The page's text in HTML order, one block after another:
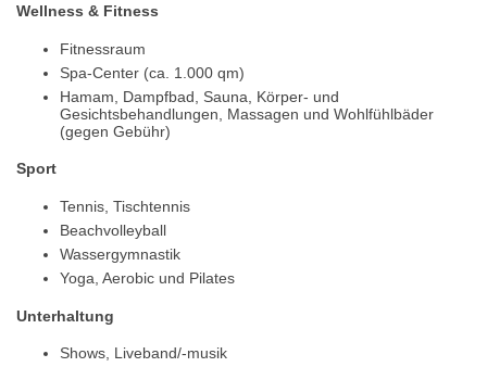
Wellness & Fitness
Fitnessraum
Spa-Center (ca. 1.000 qm)
Hamam, Dampfbad, Sauna, Körper- und
Gesichtsbehandlungen, Massagen und Wohlfühlbäder
(gegen Gebühr)
Sport
Tennis, Tischtennis
Beachvolleyball
Wassergymnastik
Yoga, Aerobic und Pilates
Unterhaltung
Shows, Liveband/-musik